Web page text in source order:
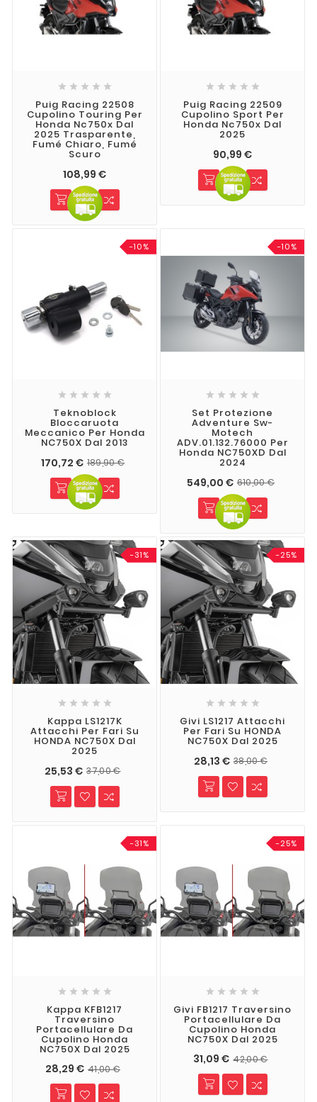
    
Puig Racing 22508
Cupolino Touring Per
Honda Nc750x Dal
2025 Trasparente,
Fumé Chiaro, Fumé
Scuro
108,99 €
    
Puig Racing 22509
Cupolino Sport Per
Honda Nc750x Dal
2025
90,99 €
-10%
    
Teknoblock
Bloccaruota
Meccanico Per Honda
NC750X Dal 2013
170,72 € 189,90 €
-10%
    
Set Protezione
Adventure Sw-
Motech
ADV.01.132.76000 Per
Honda NC750XD Dal
2024
549,00 € 610,00 €
-31%
    
Kappa LS1217K
Attacchi Per Fari Su
HONDA NC750X Dal
2025
25,53 € 37,00 €
-25%
    
Givi LS1217 Attacchi
Per Fari Su HONDA
NC750X Dal 2025
28,13 € 38,00 €
-31%
    
Kappa KFB1217
Traversino
Portacellulare Da
Cupolino Honda
NC750X Dal 2025
28,29 € 41,00 €
-25%
    
Givi FB1217 Traversino
Portacellulare Da
Cupolino Honda
NC750X Dal 2025
31,09 € 42,00 €